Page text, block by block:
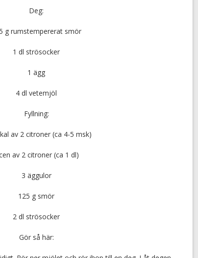
Deg:
g rumstempererat smör
1 dl strösocker
1 ägg
4 dl vetemjöl
Fyllning:
av 2 citroner (ca 4-5 msk)
av 2 citroner (ca 1 dl)
3 äggulor
125 g smör
2 dl strösocker
Gör så här: